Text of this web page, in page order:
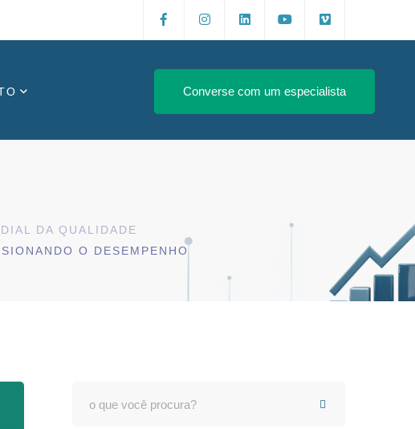
Converse com um especialista
DA QUALIDADE
O DESEMPENHO